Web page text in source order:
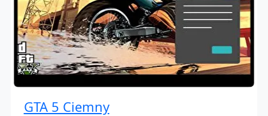
GTA 5 Ciemny